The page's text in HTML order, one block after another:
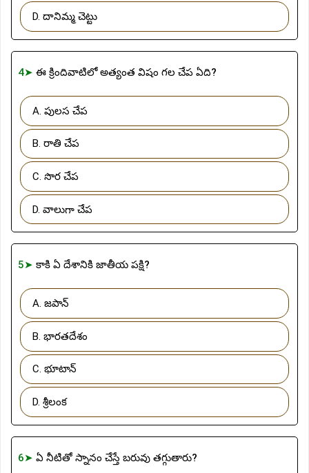
D. దానిమ్మ చెట్టు
4➤ ఈ క్రిందివాటిలో అత్యంత విషం గల చేప ఏది?
A. పులస చేప
B. రాతి చేప
C. సొర చేప
D. వాలుగా చేప
5➤ కాకి ఏ దేశానికి జాతీయ పక్షి?
A. జపాన్
B. భారతదేశం
C. భూటాన్
D. శ్రీలంక
6➤ ఏ నీటితో స్నానం చేస్తే బరువు తగ్గుతారు?